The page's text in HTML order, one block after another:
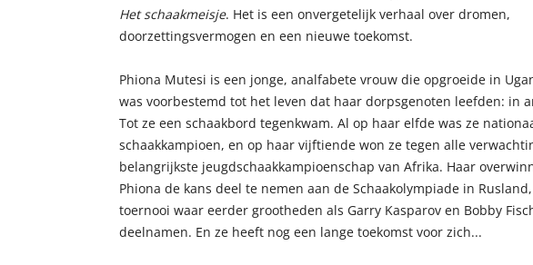
Het schaakmeisje. Het is een onvergetelijk verhaal over dromen,
doorzettingsvermogen en een nieuwe toekomst.
Phiona Mutesi is een jonge, analfabete vrouw die opgroeide in
was voorbestemd tot het leven dat haar dorpsgenoten leefden: in
Tot ze een schaakbord tegenkwam. Al op haar elfde was ze
schaakkampioen, en op haar vijftiende won ze tegen alle
belangrijkste jeugdschaakkampioenschap van Afrika. Haar
Phiona de kans deel te nemen aan de Schaakolympiade in
toernooi waar eerder grootheden als Garry Kasparov en Bobby
deelnamen. En ze heeft nog een lange toekomst voor zich...